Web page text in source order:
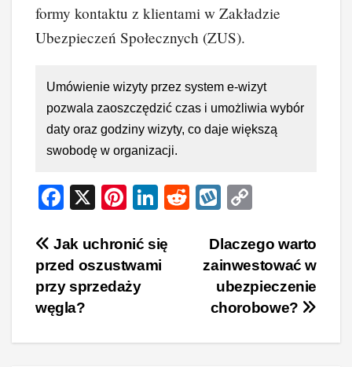
formy kontaktu z klientami w Zakładzie
Ubezpieczeń Społecznych (ZUS).
Umówienie wizyty przez system e-wizyt
pozwala zaoszczędzić czas i umożliwia wybór
daty oraz godziny wizyty, co daje większą
swobodę w organizacji.
F
c
e
b
o
o
X
Pi
er
e
st
Li
k
e
R
di
W
o
p
p
y
Li
n
k
Nawigacja
wpisu
Dlaczego warto
zainwestować w
ubezpieczenie
chorobowe?
Jak uchronić się
przed oszustwami
przy sprzedaży
węgla?